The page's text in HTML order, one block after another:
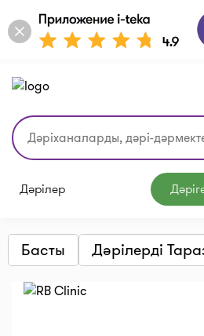
Дәрілер
Басты Дәрілерді